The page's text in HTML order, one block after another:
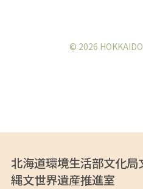
© 2026
北海道環境生活部文化局
縄文世界遺産推進室